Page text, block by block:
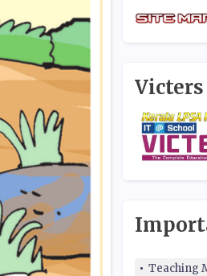
Teaching